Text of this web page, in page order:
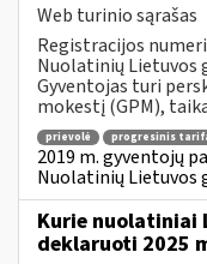
Web turinio sąrašas
Registracijos
Nuolatinių Lietuvos
Gyventojas turi
mokestį (GPM),
prievolė progresinis
2019 m. gyventojų
Nuolatinių Lietuvos
Kurie nuolatiniai
deklaruoti 2025